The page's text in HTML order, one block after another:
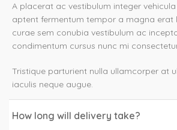
A placerat ac vestibulum integer
aptent fermentum tempor a magna erat
curae sem conubia vestibulum ac
condimentum cursus nunc mi
Tristique parturient nulla ullamcorper at
iaculis neque augue.
How long will delivery take?